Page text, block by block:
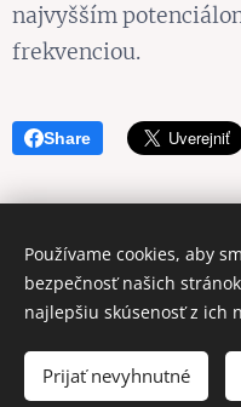
najvyšším
frekvenciou.
Share
Používame cookies, aby
bezpečnosť našich
najlepšiu skúsenosť z ich
Prijať nevyhnutné